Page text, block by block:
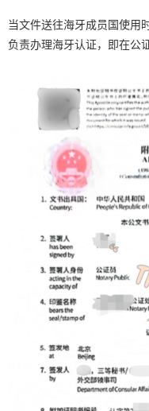
当文件送往海牙成员国使用
负责办理海牙认证，即在公